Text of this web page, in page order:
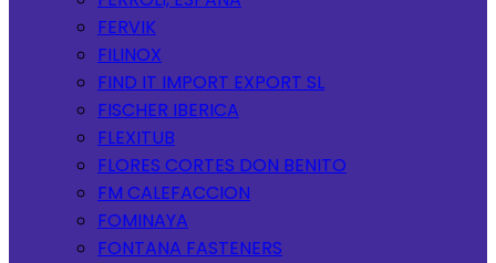
FERVIK
FILINOX
FIND IT IMPORT EXPORT SL
FISCHER IBERICA
FLEXITUB
FLORES CORTES DON BENITO
FM CALEFACCION
FOMINAYA
FONTANA FASTENERS